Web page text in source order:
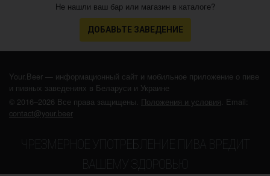
Не нашли ваш бар или магазин в каталоге?
ДОБАВЬТЕ ЗАВЕДЕНИЕ
Your.Beer — информационный сайт и мобильное приложение о пиве
и пивных заведениях в Беларуси и Украине
© 2016–2026 Все права защищены. Положения и условия. Email:
contact@your.beer
ЧРЕЗМЕРНОЕ УПОТРЕБЛЕНИЕ ПИВА ВРЕДИТ
ВАШЕМУ ЗДОРОВЬЮ